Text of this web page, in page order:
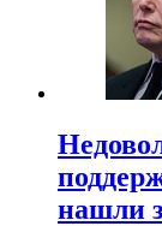
нашли